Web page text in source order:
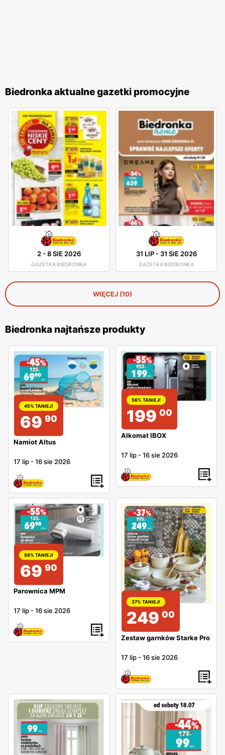
Biedronka aktualne gazetki promocyjne
2-8 SIE 2026
GAZETKA BIEDRONKA
31 LIP- 31 SIE 2026
GAZETKA BIEDRONKA
WIĘCEJ (10)
Biedronka najtańsze produkty
45% TANIEJ!
69 90
Namiot Altus
17 lip -16 sie 2026
56% TANIEJ!
199 00
Alkomat IBOX
17 lip -16 sie 2026
56% TANIEJ!
69 90
Parownica MPM
17 lip -16 sie 2026
37% TANIEJ!
249 00
Zestaw garnków Starke Pro
17 lip -16 sie 2026